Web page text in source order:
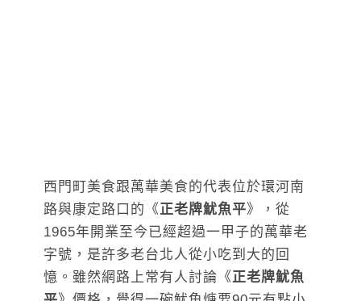
西門町美食跟萬華美食的代表位於環河南
路與康定路口的《正老牌魷魚平》，從
1965年開業至今已經超過一甲子的萬華老
字號，是許多老台北人從小吃到大的回
憶。雖然網路上常有人討論《正老牌魷魚